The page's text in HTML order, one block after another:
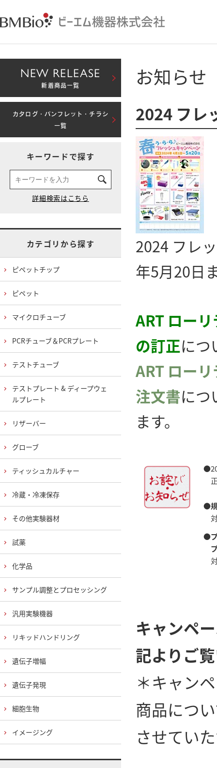
お知らせ
2024 フレ
2024 フレ
年5月20日
ART ロー
の訂正につ
ART ロー
注文書につ
ます。
●
●
キャンペ
記よりご
＊キャン
商品につ
させてい
NEW RELEASE
新着商品一覧
カタログ・パンフレット・チラシ
一覧
キーワードで探す
カテゴリから探す
ピペットチップ
ピペット
マイクロチューブ
PCRチューブ＆PCRプレート
テストチューブ
テストプレート & ディープウェ
ルプレート
リザーバー
グローブ
ティッシュカルチャー
冷蔵・冷凍保存
その他実験器材
試薬
化学品
サンプル調整とプロセッシング
汎用実験機器
リキッドハンドリング
遺伝子増幅
遺伝子発現
細胞生物
イメージング